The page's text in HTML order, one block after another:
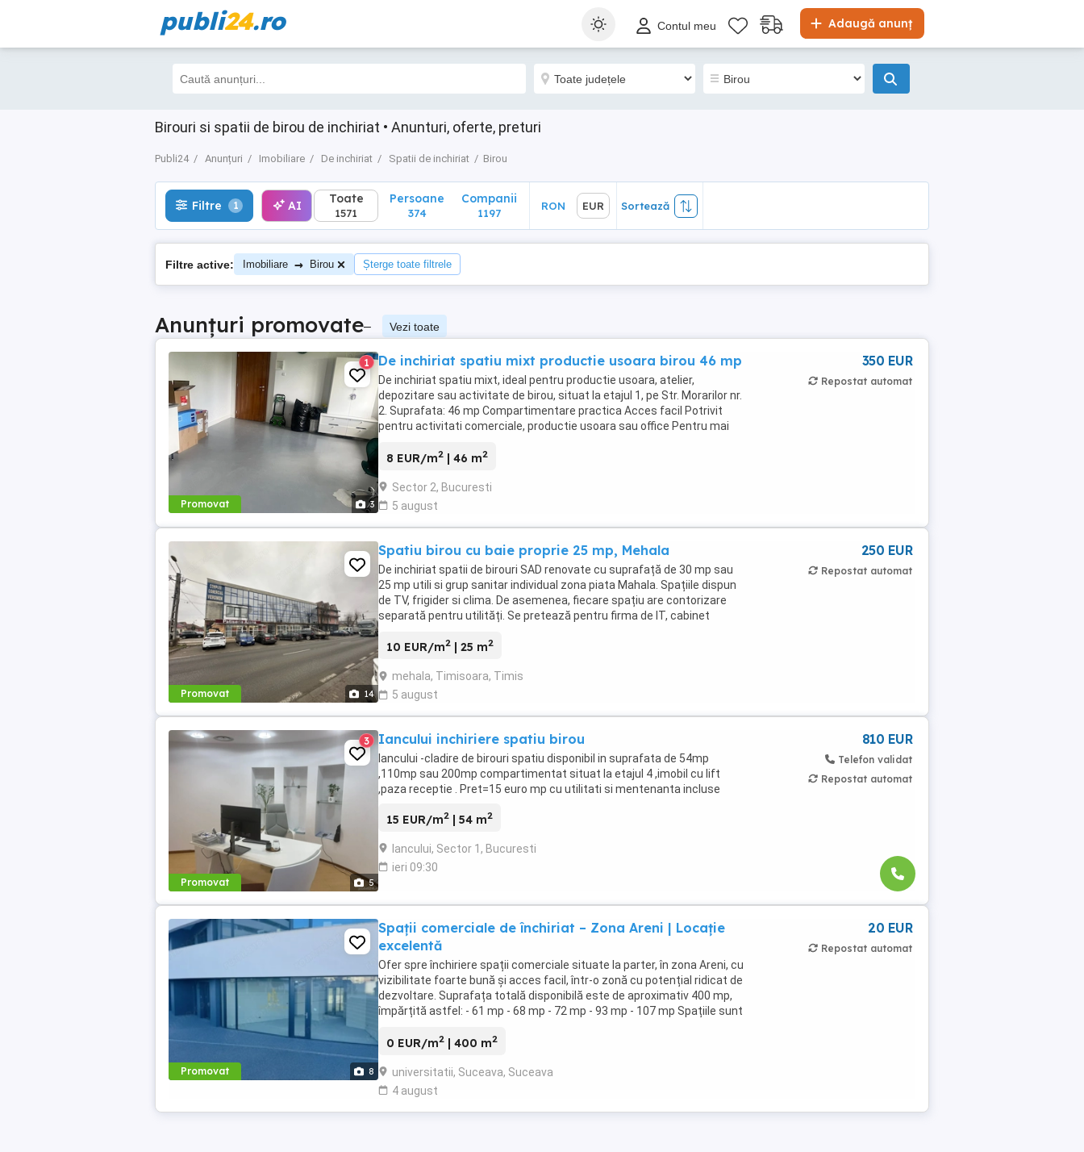
publi24.ro Adaugă anunț
Contul meu
Birouri si spatii de birou de inchiriat • Anunturi, oferte, preturi
Publi24 Anunțuri Imobiliare De inchiriat Spatii de inchiriat Birou
Filtre 1 AI EUR Sortează
Filtre 1 AI Toate
1571
Persoane
374
Companii
1197
RON EUR Sortează
Filtre active: Imobiliare → Birou Șterge toate filtrele
Anunțuri promovate– Vezi toate
Promovat 3
1 De inchiriat spatiu mixt productie usoara birou 46 mp
De inchiriat spatiu mixt, ideal pentru productie usoara, atelier,
depozitare sau activitate de birou, situat la etajul 1, pe Str. Morarilor nr.
2. Suprafata: 46 mp Compartimentare practica Acces facil Potrivit
pentru activitati comerciale, productie usoara sau office Pentru mai
8 EUR/m2 | 46 m2
Sector 2, Bucuresti
5 august
350 EUR
Repostat automat
Promovat 14
Spatiu birou cu baie proprie 25 mp, Mehala
De inchiriat spatii de birouri SAD renovate cu suprafață de 30 mp sau
25 mp utili si grup sanitar individual zona piata Mahala. Spațiile dispun
de TV, frigider si clima. De asemenea, fiecare spațiu are contorizare
separată pentru utilități. Se pretează pentru firma de IT, cabinet
10 EUR/m2 | 25 m2
mehala, Timisoara, Timis
5 august
250 EUR
Repostat automat
Promovat 5
3 Iancului inchiriere spatiu birou
Iancului -cladire de birouri spatiu disponibil in suprafata de 54mp
,110mp sau 200mp compartimentat situat la etajul 4 ,imobil cu lift
,paza receptie . Pret=15 euro mp cu utilitati si mentenanta incluse
15 EUR/m2 | 54 m2
Iancului, Sector 1, Bucuresti
ieri 09:30
810 EUR
Telefon validat
Repostat automat
Promovat 8
Spații comerciale de închiriat – Zona Areni | Locație
excelentă
Ofer spre închiriere spații comerciale situate la parter, în zona Areni, cu
vizibilitate foarte bună și acces facil, într-o zonă cu potențial ridicat de
dezvoltare. Suprafața totală disponibilă este de aproximativ 400 mp,
împărțită astfel: - 61 mp - 68 mp - 72 mp - 93 mp - 107 mp Spațiile sunt
0 EUR/m2 | 400 m2
universitatii, Suceava, Suceava
4 august
20 EUR
Repostat automat